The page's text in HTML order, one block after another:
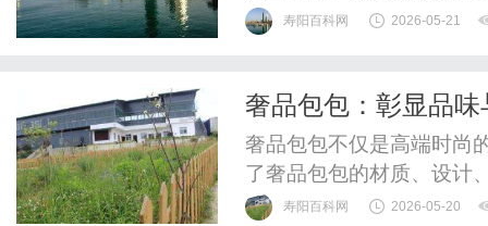
州人工智能创新应用大赛
此次大赛旨在聚合联盟力
寿阳百科网 2026-05-21
奢品包包：彰显品
奢品包包不仅是高端时尚
了奢品包包的材质、设计
要地位。
寿阳百科网 2026-05-20